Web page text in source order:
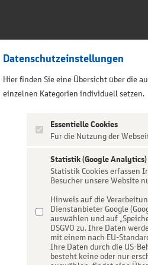
Über uns
Life
Datenschutzeinstellungen
Hier finden Sie eine Übersicht über die
einzelnen Kategorien individuell setzen.
Essentielle Cookies
Für die Nutzung der
Statistik (Google Analytics)
Statistik Cookies erfassen
Besucher unsere Website
Hinweis auf die
Dienstanbieter Google
auswählen und auf
DSGVO zu. Ihre Daten
mit einem nach EU-
Ihre Daten durch die US-
besteht keine oder nur